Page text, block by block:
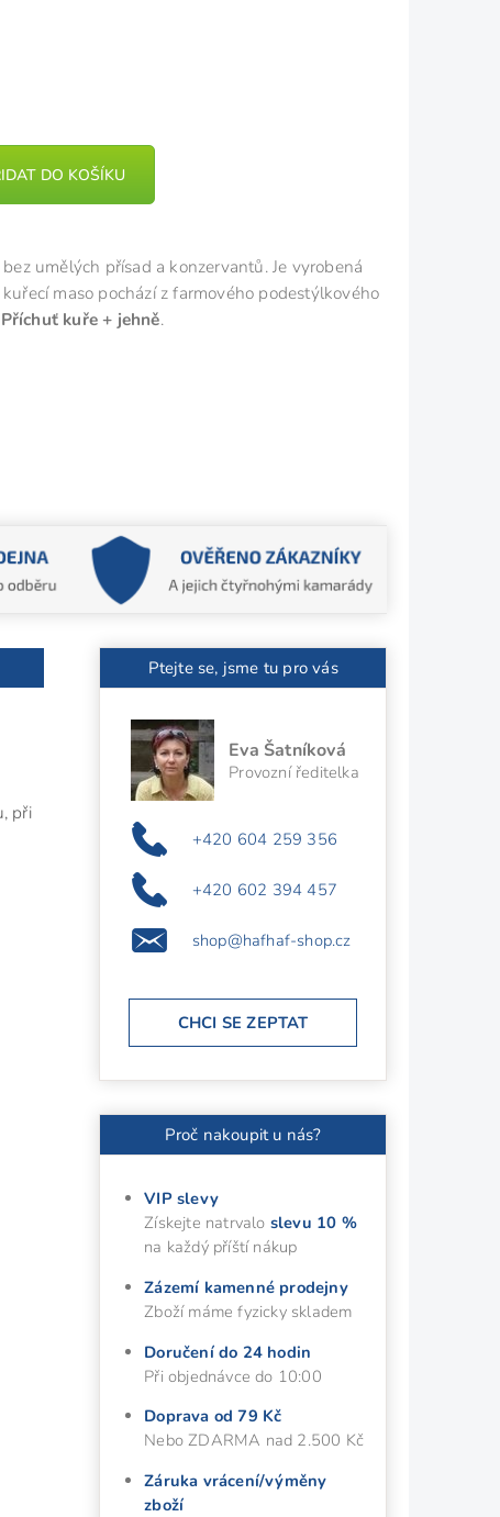
DO KOŠÍKU
bez umělých přísad a konzervantů. Je vyrobená
maso pochází z farmového podestýlkového
Příchuť kuře + jehně.
při
Ptejte se, jsme tu pro vás
Eva Šatníková
Provozní ředitelka
+420 604 259 356
+420 602 394 457
shop@hafhaf-shop.cz
CHCI SE ZEPTAT
Proč nakoupit u nás?
VIP slevy
Získejte natrvalo slevu 10 %
na každý příští nákup
Zázemí kamenné prodejny
Zboží máme fyzicky skladem
Doručení do 24 hodin
Při objednávce do 10:00
Doprava od 79 Kč
Nebo ZDARMA nad 2.500 Kč
Záruka vrácení/výměny
zboží